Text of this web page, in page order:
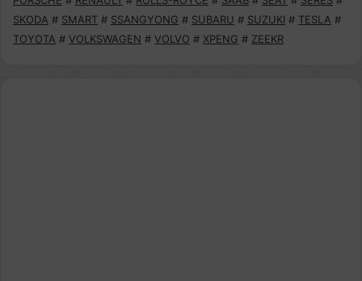
SKODA # SMART # SSANGYONG # SUBARU # SUZUKI # TESLA #
TOYOTA # VOLKSWAGEN # VOLVO # XPENG # ZEEKR